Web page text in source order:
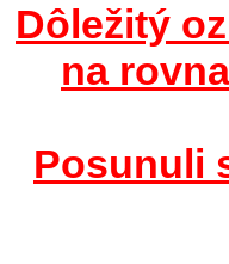
Dôležitý
na
Posunuli